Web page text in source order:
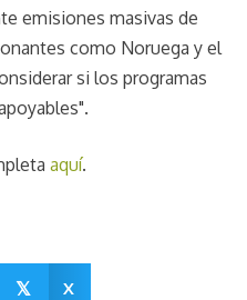
emisiones masivas de
como Noruega y el
si los programas
aquí.
𝕏 X